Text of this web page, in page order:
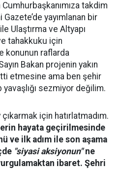
takdim
yayımlanan bir
Ulaştırma ve Altyapı
tahakkuku için
konunun raflarda
Bakan projenin yakın
etmesine ama ben şehir
sezmiyor değilim.
için hatırlatmadım.
hayata geçirilmesinde
ve ilk adım ile son aşama
"siyasi aksiyonun"ne
ibaret. Şehri